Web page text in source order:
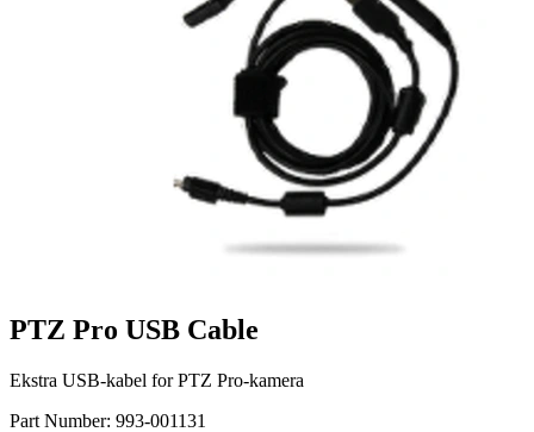
PTZ Pro USB Cable
Ekstra USB-kabel for PTZ Pro-kamera
Part Number: 993-001131